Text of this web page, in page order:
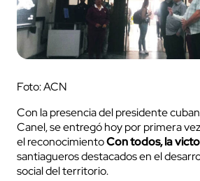
Foto: ACN
Con la presencia del presidente
Canel, se entregó hoy por primera
el reconocimientoCon todos, la
santiagueros destacados en el
social del territorio.